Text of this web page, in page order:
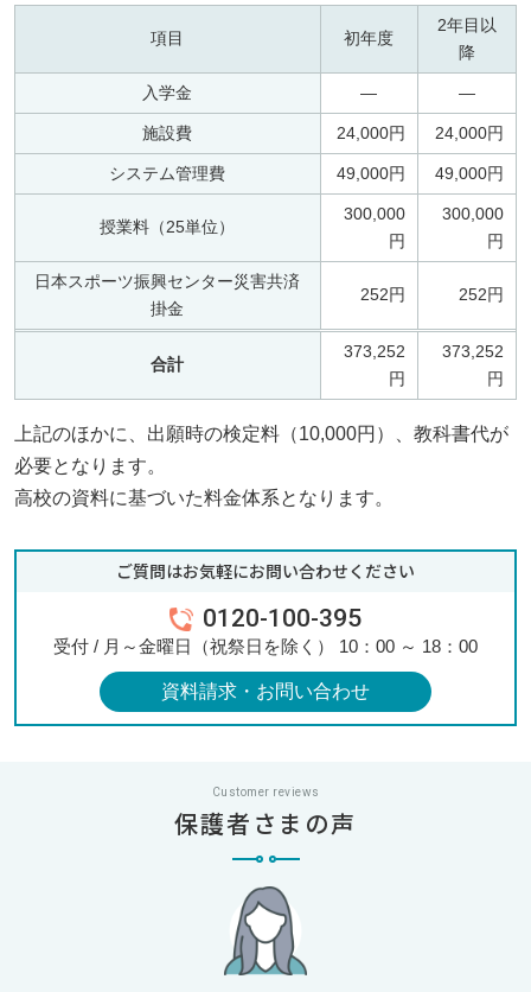
項目 初年度
2年目以
降
入学金 — —
施設費 24,000円 24,000円
システム管理費 49,000円 49,000円
授業料（25単位）
300,000
円
300,000
円
日本スポーツ振興センター災害共済
掛金
252円 252円
合計
373,252
円
373,252
円
上記のほかに、出願時の検定料（10,000円）、教科書代が
必要となります。
高校の資料に基づいた料金体系となります。
ご質問はお気軽にお問い合わせください
0120-100-395
受付 / 月～金曜日（祝祭日を除く） 10：00 ～ 18：00
資料請求・お問い合わせ
Customer reviews
保護者さまの声